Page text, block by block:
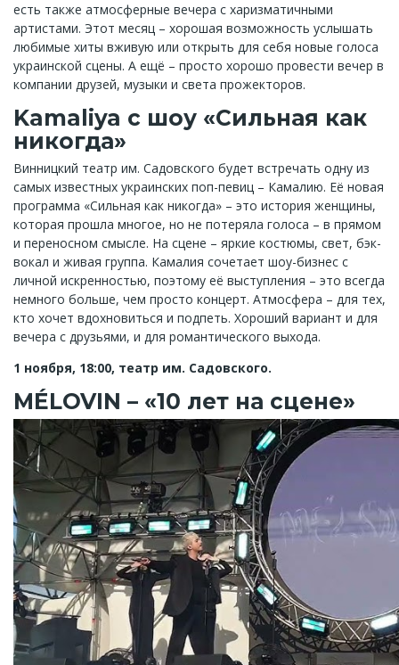
есть также атмосферные вечера с харизматичными
артистами. Этот месяц – хорошая возможность услышать
любимые хиты вживую или открыть для себя новые голоса
украинской сцены. А ещё – просто хорошо провести вечер в
компании друзей, музыки и света прожекторов.
Kamaliya с шоу «Сильная как
никогда»
Винницкий театр им. Садовского будет встречать одну из
самых известных украинских поп-певиц – Камалию. Её новая
программа «Сильная как никогда» – это история женщины,
которая прошла многое, но не потеряла голоса – в прямом
и переносном смысле. На сцене – яркие костюмы, свет, бэк-
вокал и живая группа. Камалия сочетает шоу-бизнес с
личной искренностью, поэтому её выступления – это всегда
немного больше, чем просто концерт. Атмосфера – для тех,
кто хочет вдохновиться и подпеть. Хороший вариант и для
вечера с друзьями, и для романтического выхода.
1 ноября, 18:00, театр им. Садовского.
MÉLOVIN – «10 лет на сцене»